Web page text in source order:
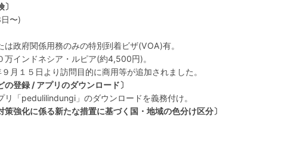
〜)
政府関係用務のみの特別到着ビザ(VOA)有。
インドネシア・ルピア(約4,500円)。
月１５日より訪問目的に商用等が追加されました。
の登録 / アプリのダウンロード〕
「pedulilindungi」のダウンロードを義務付け。
策強化に係る新たな措置に基づく国・地域の色分け区分〕